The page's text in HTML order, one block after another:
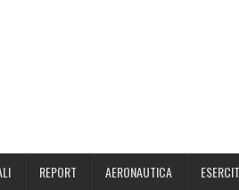
REPORT AERONAUTICA